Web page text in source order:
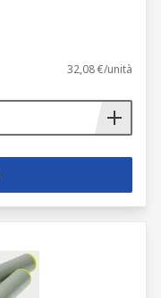
32,08 €/unità